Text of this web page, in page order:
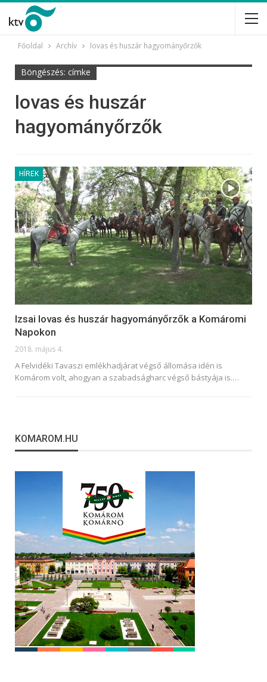
Főoldal Archív lovas és huszár hagyományőrzők
Böngészés: címke
lovas és huszár
hagyományőrzők
HÍREK
Izsai lovas és huszár hagyományőrzők a Komáromi
Napokon
2018. május 4.
A Felvidéki Tavaszi emlékhadjárat végső állomása idén is
Komárom volt, ahogyan a szabadságharc végső bástyája is.…
KOMAROM.HU